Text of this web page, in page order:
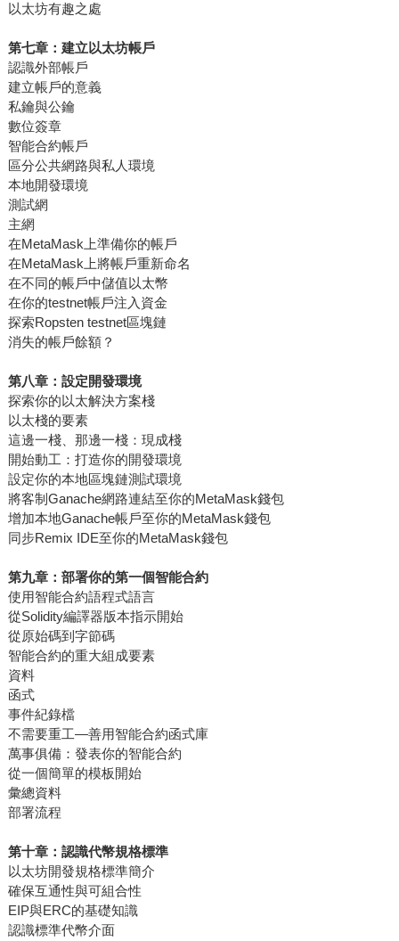
以太坊有趣之處
第七章：建立以太坊帳戶
認識外部帳戶
建立帳戶的意義
私鑰與公鑰
數位簽章
智能合約帳戶
區分公共網路與私人環境
本地開發環境
測試網
主網
在MetaMask上準備你的帳戶
在MetaMask上將帳戶重新命名
在不同的帳戶中儲值以太幣
在你的testnet帳戶注入資金
探索Ropsten testnet區塊鏈
消失的帳戶餘額？
第八章：設定開發環境
探索你的以太解決方案棧
以太棧的要素
這邊一棧、那邊一棧：現成棧
開始動工：打造你的開發環境
設定你的本地區塊鏈測試環境
將客制Ganache網路連結至你的MetaMask錢包
增加本地Ganache帳戶至你的MetaMask錢包
同步Remix IDE至你的MetaMask錢包
第九章：部署你的第一個智能合約
使用智能合約語程式語言
從Solidity編譯器版本指示開始
從原始碼到字節碼
智能合約的重大組成要素
資料
函式
事件紀錄檔
不需要重工—善用智能合約函式庫
萬事俱備：發表你的智能合約
從一個簡單的模板開始
彙總資料
部署流程
第十章：認識代幣規格標準
以太坊開發規格標準簡介
確保互通性與可組合性
EIP與ERC的基礎知識
認識標準代幣介面